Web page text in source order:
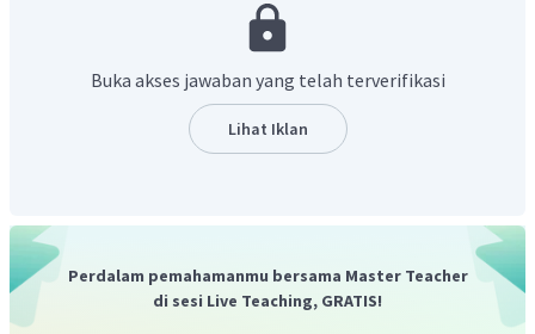
Buka akses jawaban yang telah terverifikasi
Lihat Iklan
Perdalam pemahamanmu bersama Master Teacher
di sesi Live Teaching, GRATIS!